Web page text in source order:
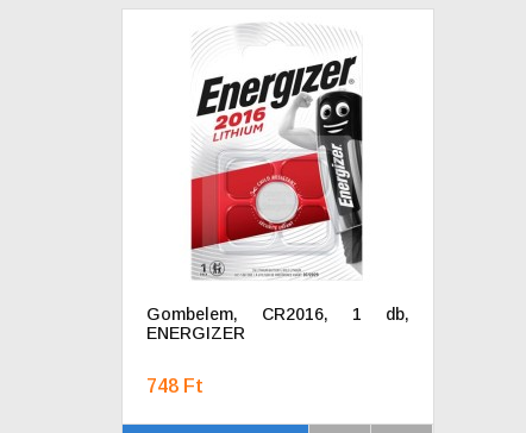
Gombelem, CR2016, 1 db,
ENERGIZER
748 Ft